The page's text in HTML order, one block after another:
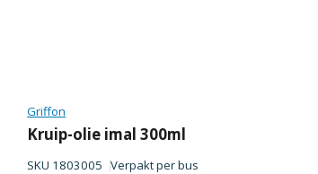
Griffon
Kruip-olie imal 300ml
SKU 1803005 Verpakt perbus